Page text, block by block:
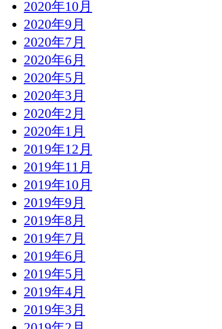
2020年10月
2020年9月
2020年7月
2020年6月
2020年5月
2020年3月
2020年2月
2020年1月
2019年12月
2019年11月
2019年10月
2019年9月
2019年8月
2019年7月
2019年6月
2019年5月
2019年4月
2019年3月